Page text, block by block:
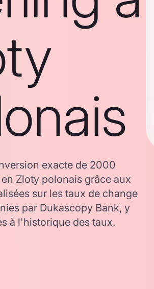
exacte de 2000
Zloty polonais grâce aux
sur les taux de change
par Dukascopy Bank, y
à l'historique des taux.